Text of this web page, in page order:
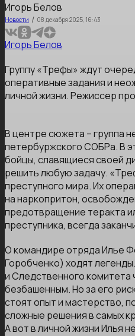
Игорь Белов
Новости / 08 декабря 2025, 16:43
Игорь Белов
Группу «Трефы» ждут
оперативные задания и
личной жизни. Режиссер
В центре сюжета – группа
петербуржского СОБРа. В
бойцы, славящиеся своей
решить любую задачу.
преступного мира. Их
на наркопритон,
предотвращение теракта
преступника, всегда
О командире отряда Илье
Горобченко) ходят
и Следственного комитета
безбашенным. Но за его
стоят опыт и мастерство,
сложные решения в самых
А вот в личной жизни Илья